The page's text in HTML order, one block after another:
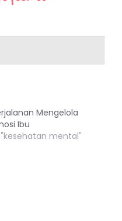
Mengelola
Ibu
"kesehatan mental"